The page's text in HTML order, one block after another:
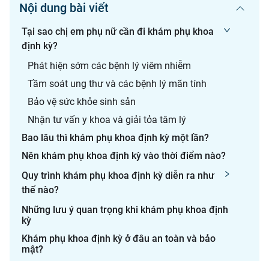
Nội dung bài viết
Tại sao chị em phụ nữ cần đi khám phụ khoa
định kỳ?
Phát hiện sớm các bệnh lý viêm nhiễm
Tầm soát ung thư và các bệnh lý mãn tính
Bảo vệ sức khỏe sinh sản
Nhận tư vấn y khoa và giải tỏa tâm lý
Bao lâu thì khám phụ khoa định kỳ một lần?
Nên khám phụ khoa định kỳ vào thời điểm nào?
Quy trình khám phụ khoa định kỳ diễn ra như
thế nào?
Những lưu ý quan trọng khi khám phụ khoa định
kỳ
Khám phụ khoa định kỳ ở đâu an toàn và bảo
mật?